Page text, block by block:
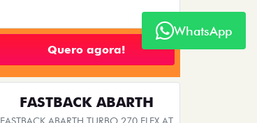
Quero agora!
FASTBACK ABARTH
WhatsApp